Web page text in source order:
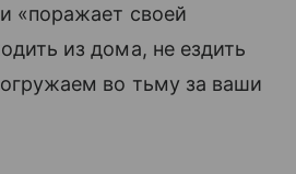
«поражает своей
из дома, не ездить
во тьму за ваши